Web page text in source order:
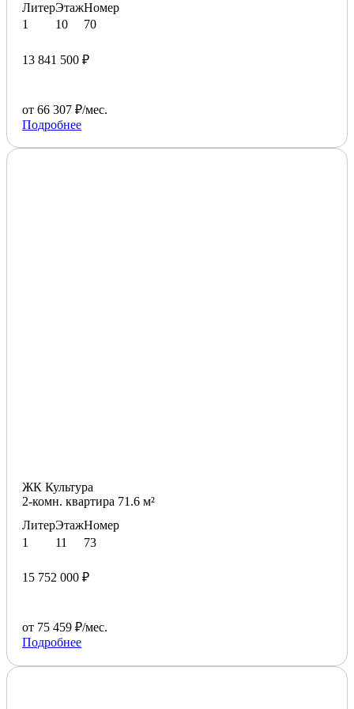
Литер
1
Этаж
10
Номер
70
13 841 500 ₽
от 66 307 ₽/мес.
Подробнее
ЖК Культура
2-комн. квартира 71.6 м²
Литер
1
Этаж
11
Номер
73
15 752 000 ₽
от 75 459 ₽/мес.
Подробнее